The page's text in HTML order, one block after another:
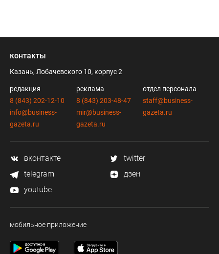
контакты
Казань, Лобачевского 10, корпус 2
редакция
8 (843) 202-12-10
info@business-
gazeta.ru
реклама
8 (843) 203-48-47
mir@business-
gazeta.ru
отдел персонала
staff@business-
gazeta.ru
вконтакте
twitter
telegram
дзен
youtube
мобильное приложение